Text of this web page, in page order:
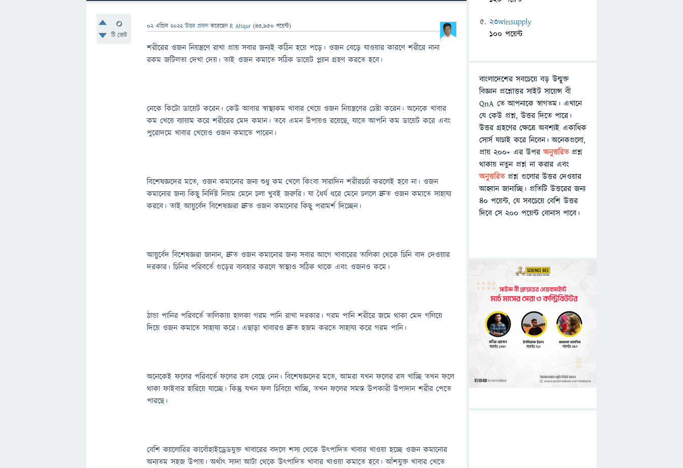
0
টি ভোট
02 এপ্রিল 2022 উত্তর প্রদান করেছেনR Atiqur (43,950 পয়েন্ট)
শরীরের ওজন নিয়ন্ত্রণে রাখা প্রায় সবার জন্যই কঠিন হয়ে পড়ে। ওজন বেড়ে যাওয়ার কারণে শরীরে নানা
রকম জটিলতা দেখা দেয়। তাই ওজন কমাতে সঠিক ডায়েট প্ল্যান গ্রহণ করতে হবে।
নেকে কিটো ডায়েট করেন। কেউ আবার স্বাস্থ্যকম খাবার খেয়ে ওজন নিয়ন্ত্রণের চেষ্টা করেন। অনেকে খাবার
কম খেয়ে ব্যায়াম করে শরীরের মেদ কমান। তবে এমন উপায়ও রয়েছে, যাতে আপনি কম ডায়েট করে এবং
পুরোদমে খাবার খেয়েও ওজন কমাতে পারেন।
বিশেষজ্ঞদের মতে, ওজন কমানোর জন্য শুধু কম খেলে কিংবা সারাদিন শরীরচর্চা করলেই হবে না। ওজন
কমানোর জন্য কিছু নির্দিষ্ট নিয়ম মেনে চলা খুবই জরুরি। যা ধৈর্য ধরে মেনে চললে দ্রুত ওজন কমাতে সাহায্য
করবে। তাই আয়ুর্বেদ বিশেষজ্ঞরা দ্রুত ওজন কমানোর কিছু পরামর্শ দিচ্ছেন।
আয়ুর্বেদ বিশেষজ্ঞরা জানান, দ্রুত ওজন কমানোর জন্য সবার আগে খাবারের তালিকা থেকে চিনি বাদ দেওয়ার
দরকার। চিনির পরিবর্তে গুড়ের ব্যবহার করলে স্বাস্থ্যও সঠিক থাকে এবং ওজনও কমে।
ঠান্ডা পানির পরিবর্তে তালিকায় হালকা গরম পানি রাখা দরকার। গরম পানি শরীরে জমে থাকা মেদ গলিয়ে
দিয়ে ওজন কমাতে সাহায্য করে। এছাড়া খাবারও দ্রুত হজম করতে সাহায্য করে গরম পানি।
অনেকেই ফলের পরিবর্তে ফলের রস বেছে নেন। বিশেষজ্ঞদের মতে, আমরা যখন ফলের রস খাচ্ছি তখন ফলে
থাকা ফাইবার হারিয়ে যাচ্ছে। কিন্তু যখন ফল চিবিয়ে খাচ্ছি, তখন ফলের সমস্ত উপকারী উপাদান শরীর পেতে
পারছে।
বেশি ক্যালোরির কার্বোহাইড্রেডযুক্ত খাবারের বদলে শস্য থেকে উৎপাদিত খাবার খাওয়া হচ্ছে ওজন কমানোর
অন্যতম সহজ উপায়। অর্থাৎ সাদা আটা থেকে উৎপাদিত খাবার খাওয়া কমাতে হবে। আঁশযুক্ত খাবার খেতে
23winsupply
100 পয়েন্ট
বাংলাদেশের সবচেয়ে বড় উন্মুক্ত
বিজ্ঞান প্রশ্নোত্তর সাইট সায়েন্স বী
QnA তে আপনাকে স্বাগতম। এখানে
যে কেউ প্রশ্ন, উত্তর দিতে পারে।
উত্তর গ্রহণের ক্ষেত্রে অবশ্যই একাধিক
সোর্স যাচাই করে নিবেন। অনেকগুলো,
প্রায় ২০০+ এর উপরঅনুত্তরিতপ্রশ্ন
থাকায় নতুন প্রশ্ন না করার এবং
অনুত্তরিত প্রশ্ন গুলোর উত্তর দেওয়ার
আহ্বান জানাচ্ছি। প্রতিটি উত্তরের জন্য
৪০ পয়েন্ট, যে সবচেয়ে বেশি উত্তর
দিবে সে ২০০ পয়েন্ট বোনাস পাবে।